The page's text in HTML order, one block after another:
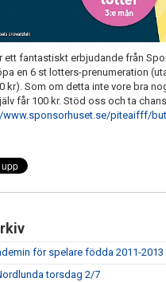
ett fantastiskt erbjudande från
en 6 st lotters-prenumeration
kr). Som om detta inte vore bra
får 100 kr. Stöd oss och ta
www.sponsorhuset.se/piteaifff/
för spelare födda 2011-2013
torsdag 2/7